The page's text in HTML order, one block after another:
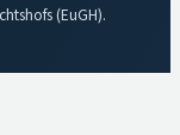
(EuGH).